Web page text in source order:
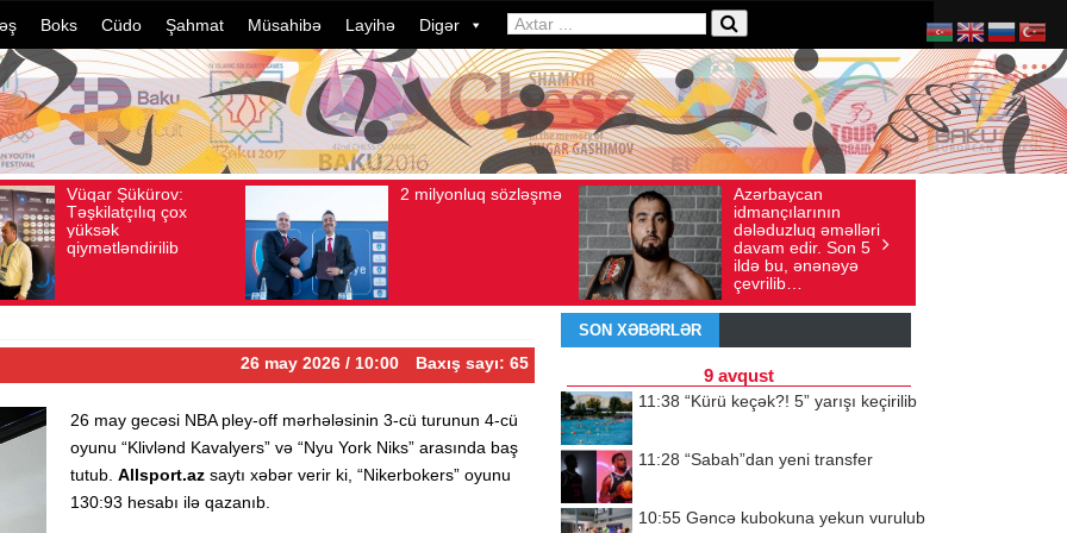
Boks Cüdo Şahmat Müsahibə Layihə Digər
2 milyonluq sözləşmə
Baxış sayı: 80
Avqust 04, 2026
Azərbaycan
dələduzluq əməlləri
davam edir. Son 5
ildə bu, ənənəyə
Baxış sayı: 136
Avqust 04, 2026
Ad gününü vətənində
qeyd etməsə də,
ürəyi hər zaman
doğma yurdu ilə
döyünür
İyul 30, 2026
26 may 2026 / 10:00 Baxış sayı: 65
26 may gecəsi NBA pley-off mərhələsinin 3-cü turunun 4-cü
oyunu “Klivlənd Kavalyers” və “Nyu York Niks” arasında baş
tutub. Allsport.az saytı xəbər verir ki, “Nikerbokers” oyunu
130:93 hesabı ilə qazanıb.
SON XƏBƏRLƏR
9 avqust
11:38 “Kürü keçək?! 5” yarışı keçirilib
11:28 “Sabah”dan yeni transfer
10:55 Gəncə kubokuna yekun vurulub